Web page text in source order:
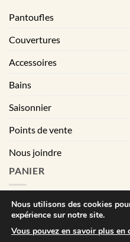
Pantoufles
Couvertures
Accessoires
Bains
Saisonnier
Points de vente
Nous joindre
PANIER
Conditions générales de vente
Nous utilisons des cookies
expérience sur notre site.
Vous pouvez en savoir plus en